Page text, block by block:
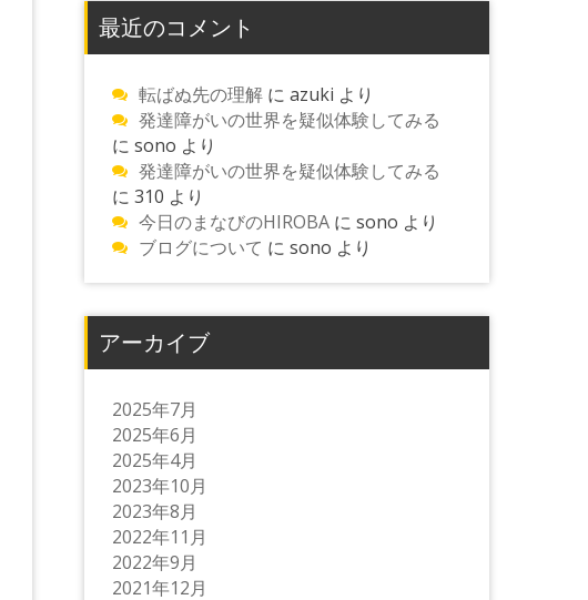
最近のコメント
転ばぬ先の理解に azuki より
発達障がいの世界を疑似体験してみる
に sono より
発達障がいの世界を疑似体験してみる
に 310 より
今日のまなびのHIROBAに sono より
ブログについて に sono より
アーカイブ
2025年7月
2025年6月
2025年4月
2023年10月
2023年8月
2022年11月
2022年9月
2021年12月